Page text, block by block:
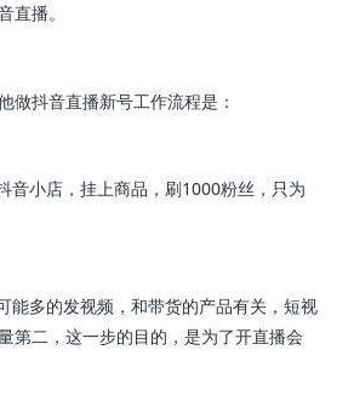
直播。
做抖音直播新号工作流程是：
音小店，挂上商品，刷1000粉丝，只为
能多的发视频，和带货的产品有关，短视
第二，这一步的目的，是为了开直播会